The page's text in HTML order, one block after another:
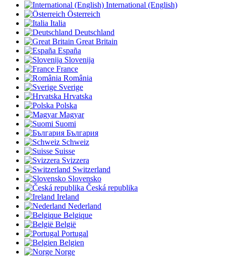
International (English)
Österreich
Italia
Deutschland
Great Britain
España
Slovenija
France
România
Sverige
Hrvatska
Polska
Magyar
Suomi
България
Schweiz
Suisse
Svizzera
Switzerland
Slovensko
Česká republika
Ireland
Nederland
Belgique
België
Portugal
Belgien
Norge